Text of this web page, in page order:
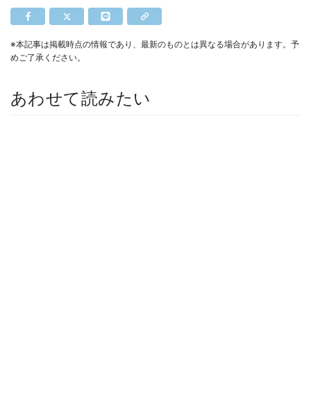
※本記事は掲載時点の情報であり、最新のものとは異なる場合があります。予
めご了承ください。
あわせて読みたい